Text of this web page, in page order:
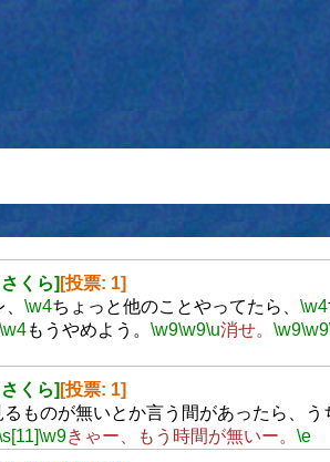
くら] [投票: 1]
\w4ちょっと他のことやってたら、 \w4
\w4もうやめよう。 \w9\w9\u消せ。 \w9\w9
くら] [投票: 1]
ものが無いとか言う間があったら、う
\w9きゃー、もう時間が無いー。 \e